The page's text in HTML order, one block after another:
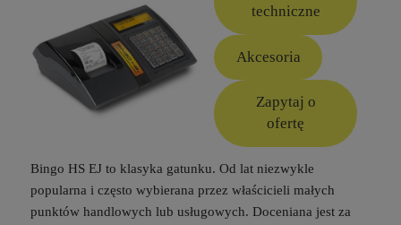
techniczne
Akcesoria
Zapytaj o
ofertę
Bingo HS EJ to klasyka gatunku. Od lat niezwykle
popularna i często wybierana przez właścicieli małych
punktów handlowych lub usługowych. Doceniana jest za